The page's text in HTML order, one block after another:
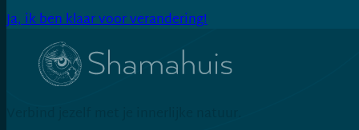
Ja, ik ben klaar voor verandering!